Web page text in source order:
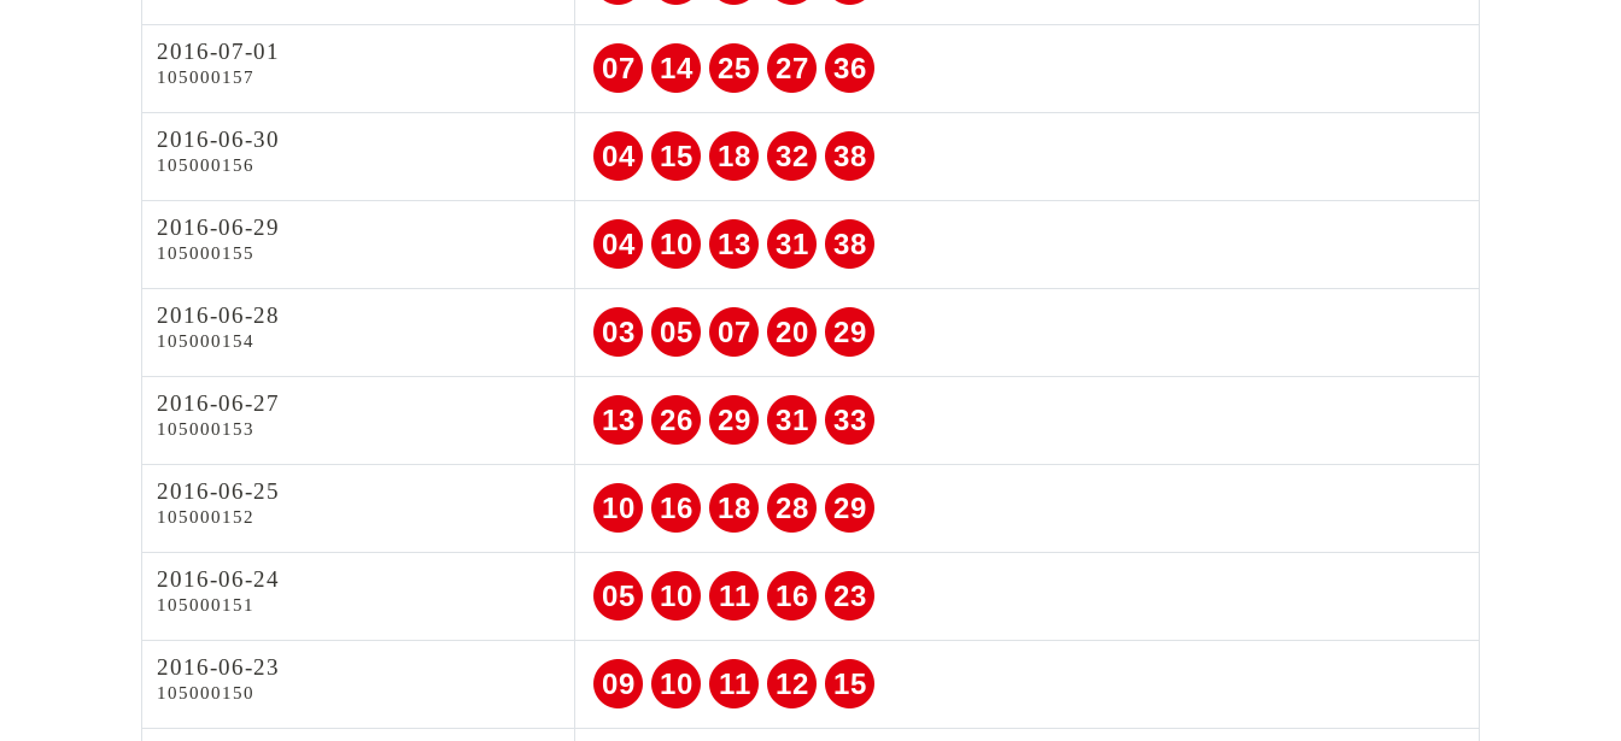
2016-07-01
105000157 07 14 25 27 36
2016-06-30
105000156 04 15 18 32 38
2016-06-29
105000155 04 10 13 31 38
2016-06-28
105000154 03 05 07 20 29
2016-06-27
105000153 13 26 29 31 33
2016-06-25
105000152 10 16 18 28 29
2016-06-24
105000151 05 10 11 16 23
2016-06-23
105000150 09 10 11 12 15